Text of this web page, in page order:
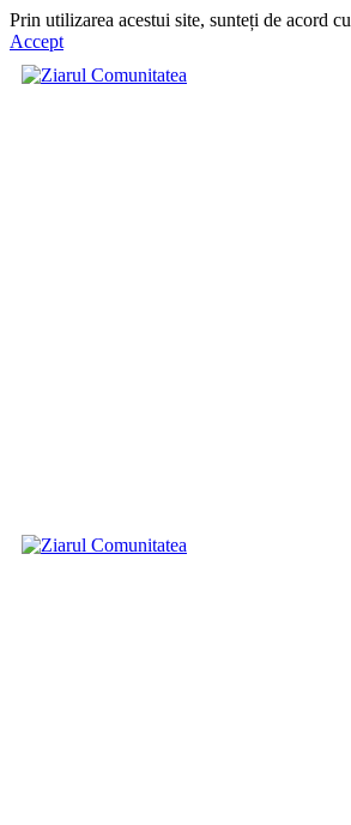
Prin utilizarea acestui site, sunteți de acord cu
Accept